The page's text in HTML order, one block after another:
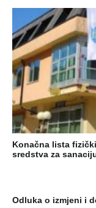
Konačna lista
sredstva za
Odluka o izmjeni i